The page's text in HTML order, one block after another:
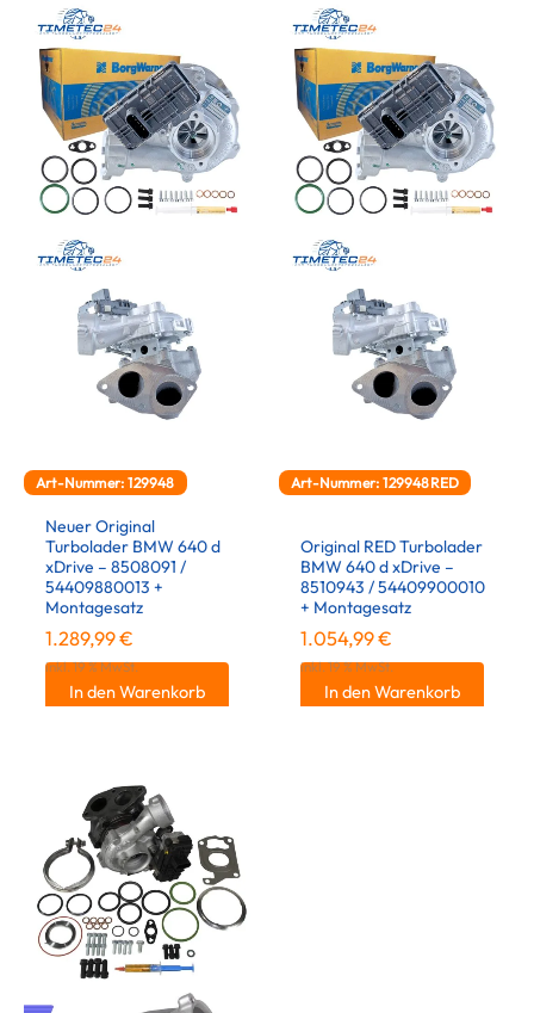
Art-Nummer: 129948
Neuer Original
Turbolader BMW 640 d
xDrive – 8508091 /
54409880013 +
Montagesatz
1.289,99€
inkl. 19 % MwSt.
In den Warenkorb
Art-Nummer: 129948RED
Original RED Turbolader
BMW 640 d xDrive –
8510943 / 54409900010
+ Montagesatz
1.054,99€
inkl. 19 % MwSt.
In den Warenkorb